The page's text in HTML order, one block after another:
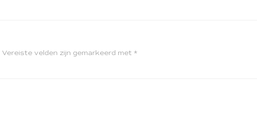
Vereiste velden zijn gemarkeerd met *